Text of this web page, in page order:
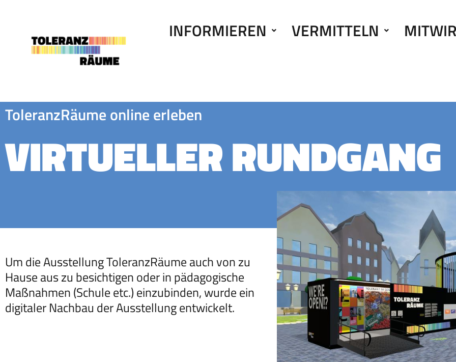
INFORMIEREN VERMITTELN
ToleranzRäume online erleben
VIRTUELLER RUNDGANG
Um die Ausstellung ToleranzRäume auch von zu
Hause aus zu besichtigen oder in pädagogische
Maßnahmen (Schule etc.) einzubinden, wurde ein
digitaler Nachbau der Ausstellung entwickelt.